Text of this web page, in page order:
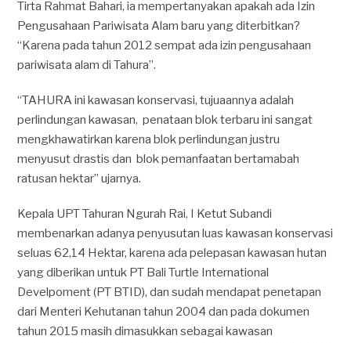
Tirta Rahmat Bahari, ia mempertanyakan apakah ada Izin
Pengusahaan Pariwisata Alam baru yang diterbitkan?
“Karena pada tahun 2012 sempat ada izin pengusahaan
pariwisata alam di Tahura”.
“TAHURA ini kawasan konservasi, tujuaannya adalah
perlindungan kawasan, penataan blok terbaru ini sangat
mengkhawatirkan karena blok perlindungan justru
menyusut drastis dan blok pemanfaatan bertamabah
ratusan hektar” ujarnya.
Kepala UPT Tahuran Ngurah Rai, I Ketut Subandi
membenarkan adanya penyusutan luas kawasan konservasi
seluas 62,14 Hektar, karena ada pelepasan kawasan hutan
yang diberikan untuk PT Bali Turtle International
Develpoment (PT BTID), dan sudah mendapat penetapan
dari Menteri Kehutanan tahun 2004 dan pada dokumen
tahun 2015 masih dimasukkan sebagai kawasan